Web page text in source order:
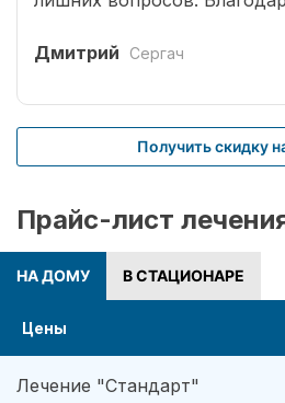
Дмитрий
Сергач
Получить скидку
Прайс-лист
НА ДОМУ В СТАЦИОНАРЕ
Цены
Лечение "Стандарт"